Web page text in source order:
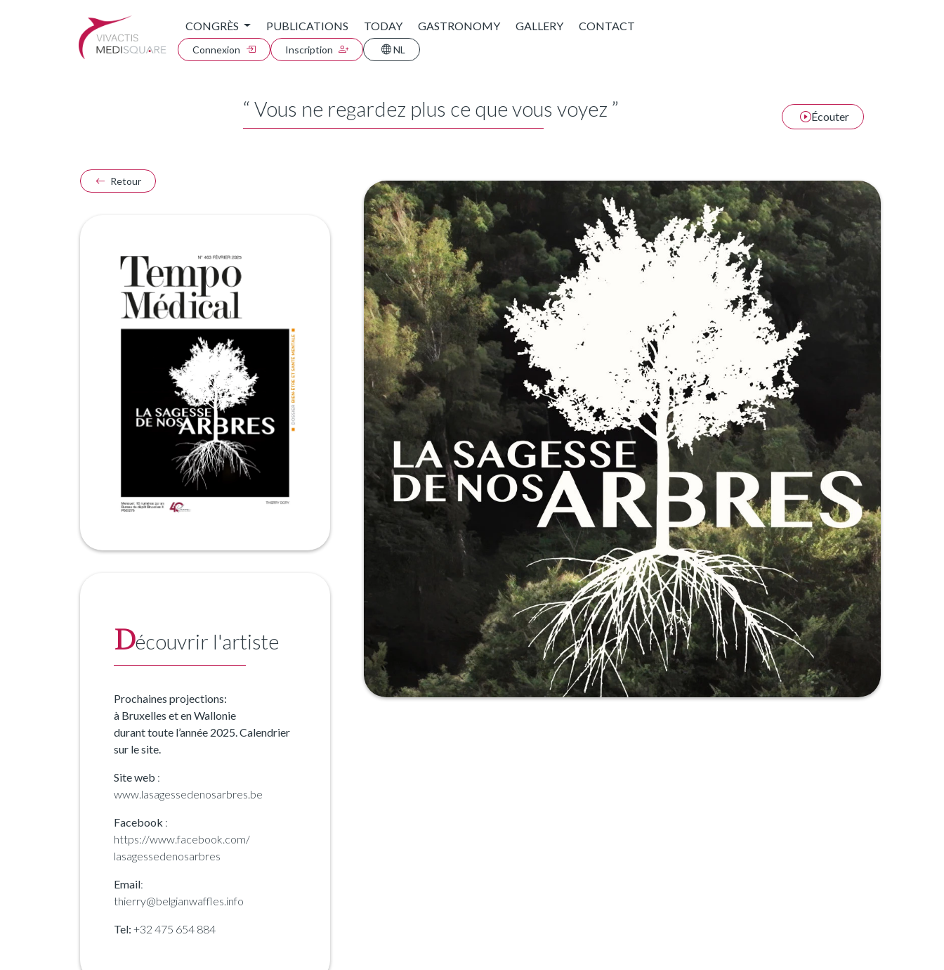
CONGRÈS PUBLICATIONS TODAY GASTRONOMY GALLERY CONTACT
Connexion Inscription NL
“ Vous ne regardez plus ce que vous voyez ” Écouter
Retour
Découvrir l'artiste
Prochaines projections:
à Bruxelles et en Wallonie
durant toute l’année 2025. Calendrier
sur le site.
Site web :
www.lasagessedenosarbres.be
Facebook :
https://www.facebook.com/
lasagessedenosarbres
Email:
thierry@belgianwaffles.info
Tel: +32 475 654 884